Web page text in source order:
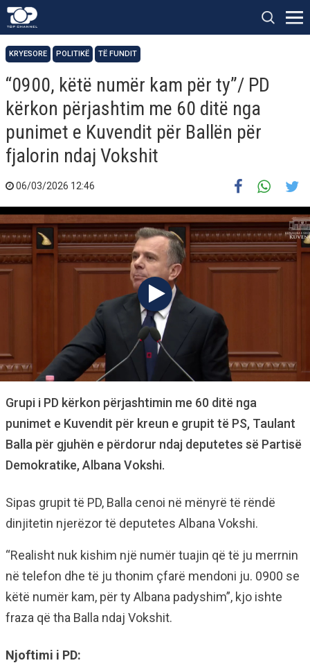
KRYESORE POLITIKË TË FUNDIT
“0900, këtë numër kam për ty”/ PD
kërkon përjashtim me 60 ditë nga
punimet e Kuvendit për Ballën për
fjalorin ndaj Vokshit
06/03/2026 12:46
Grupi i PD kërkon përjashtimin me 60 ditë nga
punimet e Kuvendit për kreun e grupit të PS, Taulant
Balla për gjuhën e përdorur ndaj deputetes së Partisë
Demokratike, Albana Vokshi.
Sipas grupit të PD, Balla cenoi në mënyrë të rëndë
dinjitetin njerëzor të deputetes Albana Vokshi.
“Realisht nuk kishim një numër tuajin që të ju merrnin
në telefon dhe të ju thonim çfarë mendoni ju. 0900 se
këtë numër kam, për ty Albana padyshim”, kjo ishte
fraza që tha Balla ndaj Vokshit.
Njoftimi i PD: